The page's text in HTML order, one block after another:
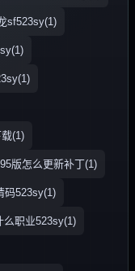
sf523sy(1)
(1)
版怎么更新补丁(1)
码523sy(1)
么职业523sy(1)